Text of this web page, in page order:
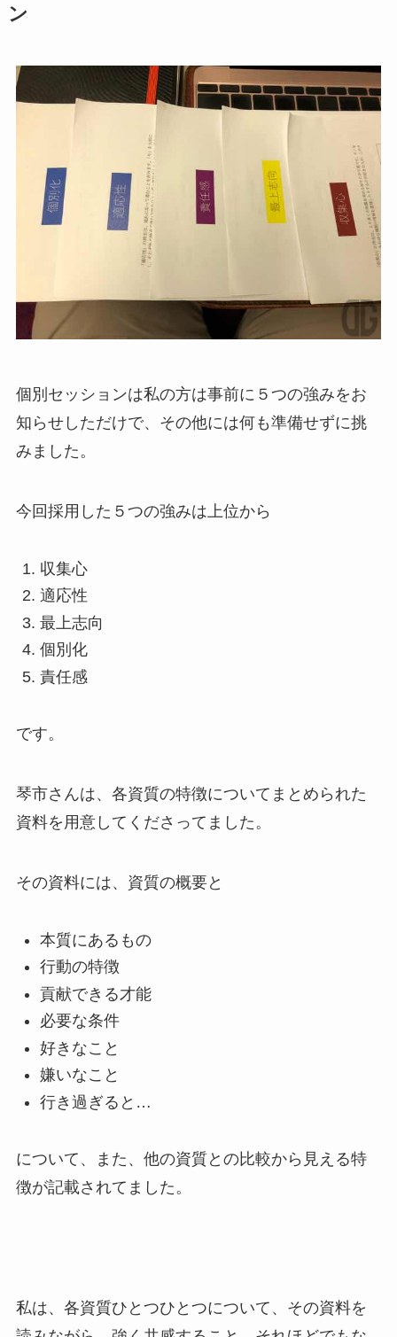
ン
個別セッションは私の方は事前に５つの強みをお
知らせしただけで、その他には何も準備せずに挑
みました。
今回採用した５つの強みは上位から
収集心
適応性
最上志向
個別化
責任感
です。
琴市さんは、各資質の特徴についてまとめられた
資料を用意してくださってました。
その資料には、資質の概要と
本質にあるもの
行動の特徴
貢献できる才能
必要な条件
好きなこと
嫌いなこと
行き過ぎると…
について、また、他の資質との比較から見える特
徴が記載されてました。
私は、各資質ひとつひとつについて、その資料を